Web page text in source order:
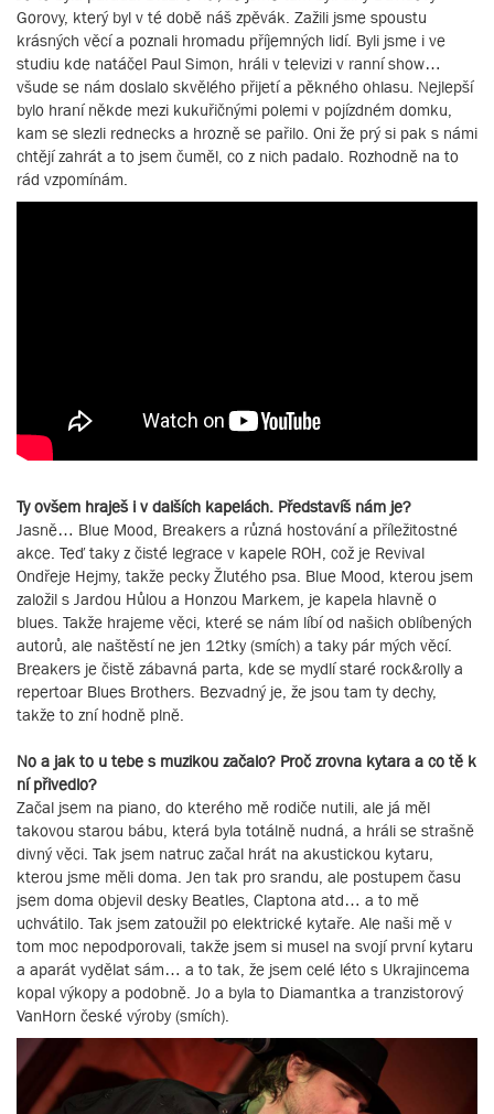
Gorovy, který byl v té době náš zpěvák. Zažili jsme spoustu
krásných věcí a poznali hromadu příjemných lidí. Byli jsme i ve
studiu kde natáčel Paul Simon, hráli v televizi v ranní show…
všude se nám doslalo skvělého přijetí a pěkného ohlasu. Nejlepší
bylo hraní někde mezi kukuřičnými polemi v pojízdném domku,
kam se slezli rednecks a hrozně se pařilo. Oni že prý si pak s námi
chtějí zahrát a to jsem čuměl, co z nich padalo. Rozhodně na to
rád vzpomínám.
Ty ovšem hraješ i v dalších kapelách. Představíš nám je?
Jasně… Blue Mood, Breakers a různá hostování a příležitostné
akce. Teď taky z čisté legrace v kapele ROH, což je Revival
Ondřeje Hejmy, takže pecky Žlutého psa. Blue Mood, kterou jsem
založil s Jardou Hůlou a Honzou Markem, je kapela hlavně o
blues. Takže hrajeme věci, které se nám líbí od našich oblíbených
autorů, ale naštěstí ne jen 12tky (smích) a taky pár mých věcí.
Breakers je čistě zábavná parta, kde se mydlí staré rock&rolly a
repertoar Blues Brothers. Bezvadný je, že jsou tam ty dechy,
takže to zní hodně plně.
No a jak to u tebe s muzikou začalo? Proč zrovna kytara a co tě k
ní přivedlo?
Začal jsem na piano, do kterého mě rodiče nutili, ale já měl
takovou starou bábu, která byla totálně nudná, a hráli se strašně
divný věci. Tak jsem natruc začal hrát na akustickou kytaru,
kterou jsme měli doma. Jen tak pro srandu, ale postupem času
jsem doma objevil desky Beatles, Claptona atd… a to mě
uchvátilo. Tak jsem zatoužil po elektrické kytaře. Ale naši mě v
tom moc nepodporovali, takže jsem si musel na svojí první kytaru
a aparát vydělat sám… a to tak, že jsem celé léto s Ukrajincema
kopal výkopy a podobně. Jo a byla to Diamantka a tranzistorový
VanHorn české výroby (smích).